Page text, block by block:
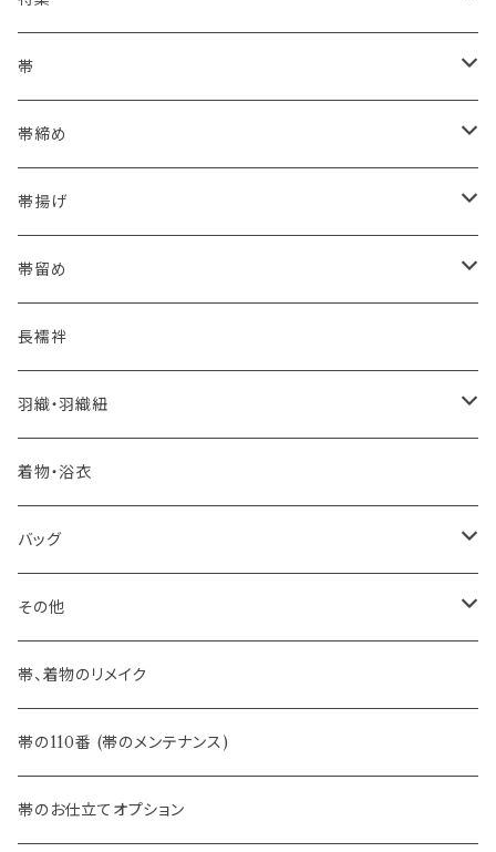
浴衣にも！夏の帯揚げ
海のいろ ～sea-green～
格ある夏の名古屋帯（都の絽綴れ）
おとなの浴衣(有松 鳴海絞り)
自宅で洗える！本麻長襦袢
憧れの高級カジュアル帯
河合美術織物 訪問着に合わせる袋帯
訪問着に合わせるフォーマル帯
３万円台♪高見え袋帯・名古屋帯
帯
- 博多帯
夏・単衣用(夏帯)
- 西陣織
夏・単衣用(夏帯)
- 紬帯・自然布
- 琉球帯
- 染め帯
- 袋帯・洒落袋帯
- 名古屋帯
八寸名古屋帯 (松葉仕立て)
- オールシーズン帯
- 夏帯
- 半幅帯
- 大人兵児帯
帯締め
- おびやオリジナル
- 細平唐組 (7mmスリム帯締め)
- 田中節子
帯揚げ
- おびやオリジナル
- 京都 三浦清商店
- 大津工房 荒尾ちどり
帯留め
-おびやオリジナル
長襦袢
羽織・羽織紐
-おびやオリジナル
着物・浴衣
バッグ
-おびやオリジナル
その他
-おびやオリジナル
-フィカレ
帯、着物のリメイク
帯の110番 (帯のメンテナンス)
帯のお仕立てオプション